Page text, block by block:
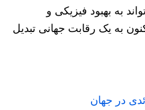
به بهبود فیزیکی و
به یک رقابت جهانی تبدیل
در جهان